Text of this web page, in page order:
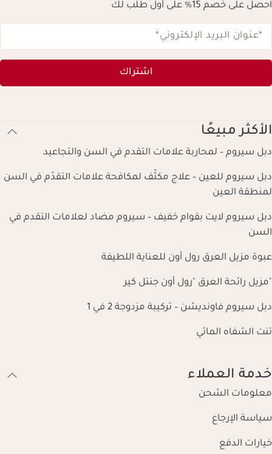
احصل على خصم 15% على أول طلب لك
*عنوان البريد الإلكتروني*
اشتراك
الأكثر مبيعًا
دبل سيروم – لمحاربة علامات التقدم في السن والتجاعيد
دبل سيروم للعين – علاج مكثّف لمكافحة علامات التقدّم في السن
لمنطقة العين
دبل سيروم لايت بقوام خفيف – سيروم مضاد لعلامات التقدم في
السن
عبوة مزيل العرق رول أون للعناية اللطيفة
"مزيل رائحة العرق "رول أون جنتل كير
دبل سيروم فاونديشن – تركيبة مزدوجة 2 في 1
تنت الشفاه المائي
خدمة العملاء
معلومات الشحن
سياسة الإرجاع
خيارات الدفع